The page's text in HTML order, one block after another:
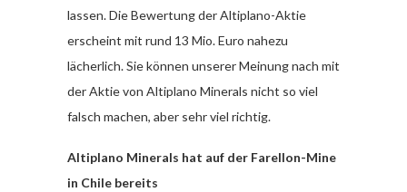
lassen. Die Bewertung der Altiplano-Aktie
erscheint mit rund 13 Mio. Euro nahezu
lächerlich. Sie können unserer Meinung nach mit
der Aktie von Altiplano Minerals nicht so viel
falsch machen, aber sehr viel richtig.
Altiplano Minerals hat auf der Farellon-Mine
in Chile bereits